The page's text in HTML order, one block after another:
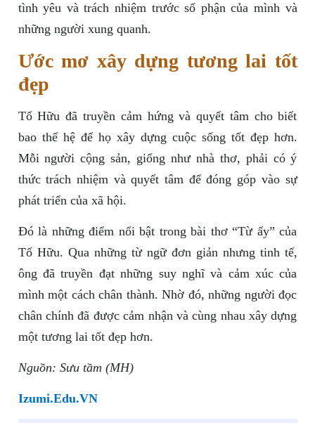
tình yêu và trách nhiệm trước số phận của mình và
những người xung quanh.
Ước mơ xây dựng tương lai tốt
đẹp
Tố Hữu đã truyền cảm hứng và quyết tâm cho biết
bao thế hệ để họ xây dựng cuộc sống tốt đẹp hơn.
Mỗi người cộng sản, giống như nhà thơ, phải có ý
thức trách nhiệm và quyết tâm để đóng góp vào sự
phát triển của xã hội.
Đó là những điểm nổi bật trong bài thơ “Từ ấy” của
Tố Hữu. Qua những từ ngữ đơn giản nhưng tinh tế,
ông đã truyền đạt những suy nghĩ và cảm xúc của
mình một cách chân thành. Nhờ đó, những người đọc
chân chính đã được cảm nhận và cùng nhau xây dựng
một tương lai tốt đẹp hơn.
Nguồn: Sưu tầm (MH)
Izumi.Edu.VN